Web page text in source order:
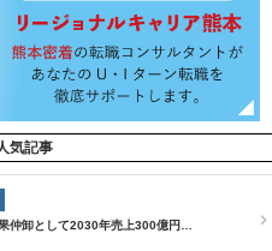
気記事
仲卸として2030年売上300億円…